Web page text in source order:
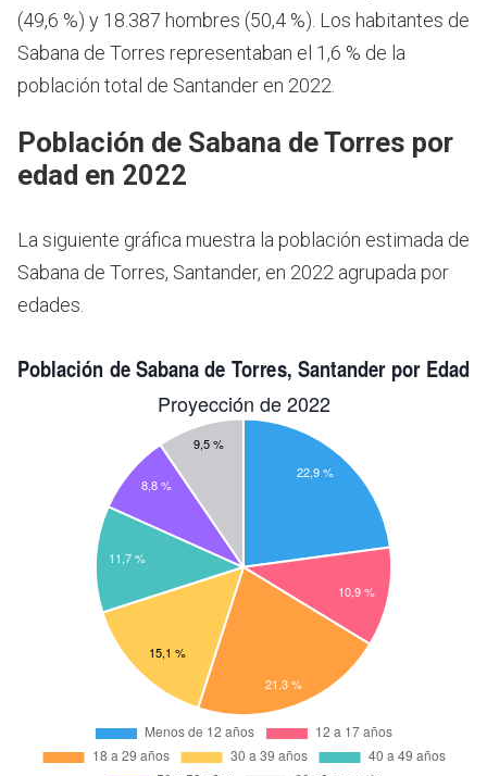
(49,6 %) y 18.387 hombres (50,4 %). Los habitantes de
Sabana de Torres representaban el 1,6 % de la
población total de Santander en 2022.
Población de Sabana de Torres por
edad en 2022
La siguiente gráfica muestra la población estimada de
Sabana de Torres, Santander, en 2022 agrupada por
edades.